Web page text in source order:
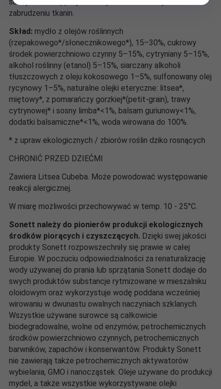
zabrudzeniu tkanin.
Skład: mydło z olejów roślinnych
(rzepakowego*/słonecznikowego*), 15–30%, cukrowy
środek powierzchniowo czynny 5–15%, cytryniany 5–15%,
alkohol roślinny (etanol) 5–15%, siarczany alkoholi
tłuszczowych z oleju kokosowego 1–5%, sulfonowany olej
rycynowy 1–5%, naturalne olejki eteryczne: litsea*,
miętowy*, z pomarańczy gorzkiej*(petit-grain), trawy
cytrynowej* i sosny limba*<1%, balsam guriunowy<1%,
dodatki balsamiczne*<1%, woda wirowana do 100%.
* z upraw ekologicznych / zbiorów roślin dziko rosnących
CHRONIĆ PRZED DZIEĆMI
Zawiera Litsea Cubeba. Może powodować występowanie
reakcji alergicznej.
W miarę możliwości przechowywać w temp. 10 - 25°C.
Sonett należy do pionierów produkcji ekologicznych
środków piorących i czyszczących. Dzięki swej jakości
produkty Sonett rozpowszechniły się prawie w całej
Europie. W poczuciu odpowiedzialności za renaturalizację
wody używanej do prania lub sprzątania Sonett dodaje do
swych produktów substancje rytmizowane w mieszalniku
oloidowym oraz wykorzystuje wodę poddana wcześniej
wirowaniu w dwunastu owalnych naczyniach szklanych.
Wszystkie używane surowce są całkowicie
biodegradowalne, wolne od enzymów, petrochemicznych
środków powierzchniowo czynnych, petrochemicznych
barwników, zapachów i konserwantów. Produkty Sonett
nie zawierają także petrochemicznych aktywatorów
wybielania, GMO i nanocząstek. Oleje używane do produkcji
mydeł, a także wszystkie wykorzystywane olejki